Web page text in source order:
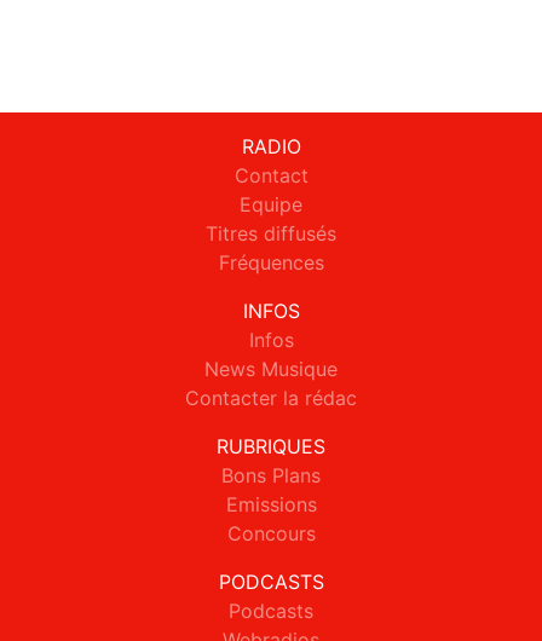
RADIO
Contact
Equipe
Titres diffusés
Fréquences
INFOS
Infos
News Musique
Contacter la rédac
RUBRIQUES
Bons Plans
Emissions
Concours
PODCASTS
Podcasts